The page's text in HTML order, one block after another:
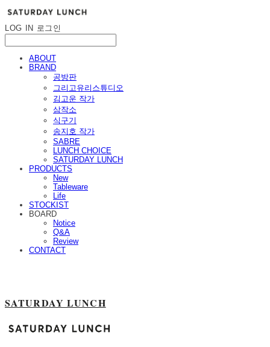
LOG IN 로그인
ABOUT
BRAND
공방판
그리고유리스튜디오
김고운 작가
삼작소
식구기
송지호 작가
SABRE
LUNCH CHOICE
SATURDAY LUNCH
PRODUCTS
New
Tableware
Life
STOCKIST
BOARD
Notice
Q&A
Review
CONTACT
SATURDAY LUNCH